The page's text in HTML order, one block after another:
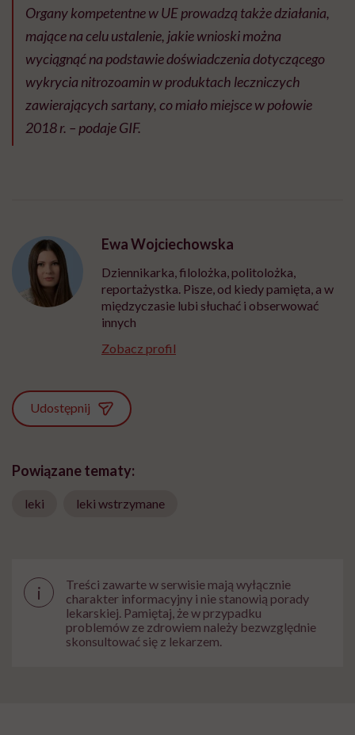
Organy kompetentne w UE prowadzą także działania,
mające na celu ustalenie, jakie wnioski można
wyciągnąć na podstawie doświadczenia dotyczącego
wykrycia nitrozoamin w produktach leczniczych
zawierających sartany, co miało miejsce w połowie
2018 r. – podaje GIF.
Ewa Wojciechowska
Dziennikarka, filolożka, politolożka,
reportażystka. Pisze, od kiedy pamięta, a w
międzyczasie lubi słuchać i obserwować
innych
Zobacz profil
Udostępnij
Powiązane tematy:
leki leki wstrzymane
i
Treści zawarte w serwisie mają wyłącznie
charakter informacyjny i nie stanowią porady
lekarskiej. Pamiętaj, że w przypadku
problemów ze zdrowiem należy bezwzględnie
skonsultować się z lekarzem.